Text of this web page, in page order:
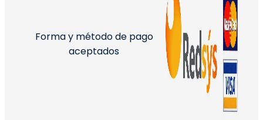
Forma y método de pago
aceptados